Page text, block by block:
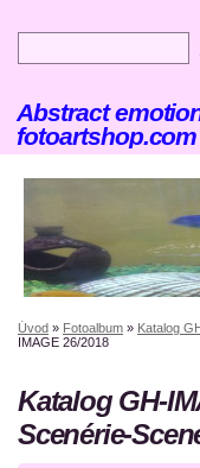
Abstract
fotoartshop.com
Úvod » Fotoalbum » Katalog
IMAGE 26/2018
Katalog GH-
Scenérie-